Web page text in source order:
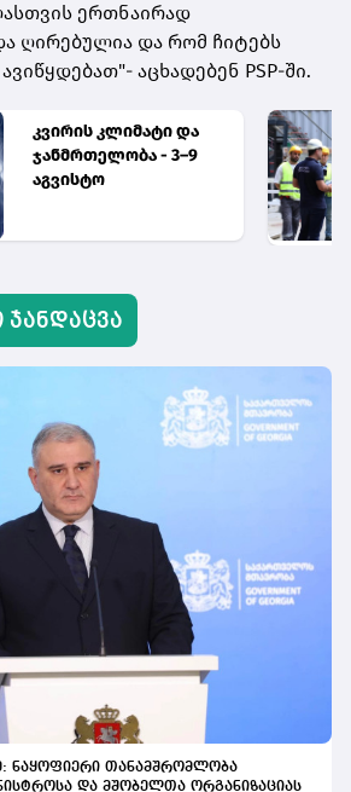
ერთნაირად
ღირებულია და რომ ჩიტებს
აცხადებენ PSP-ში.
კვირის კლიმატი და
ჯანმრთელობა - 3–9
აგვისტო
ნაყოფიერი თანამშრომლობა
და მშობელთა ორგანიზაციას